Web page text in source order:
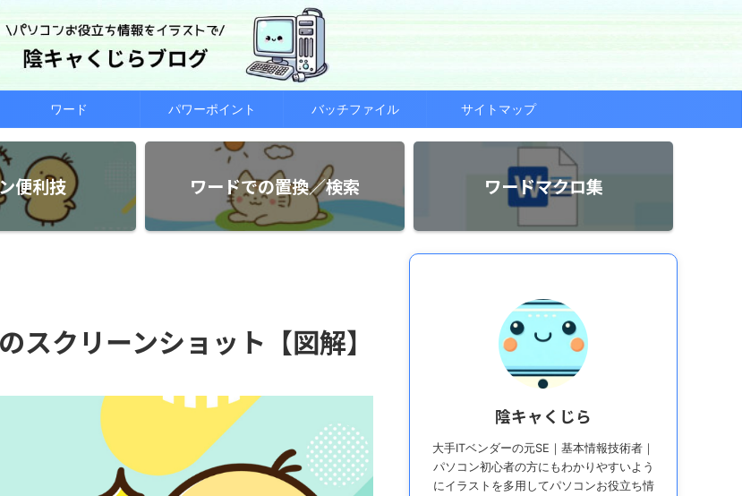
ワード パワーポイント バッチファイル サイトマップ
便利技 ワードでの置換／検索 ワードマクロ集
クリーンショット【図解】
陰キャくじら
大手ITベンダーの元SE｜基本情報技術者｜
パソコン初心者の方にもわかりやすいよう
にイラストを多用してパソコンお役立ち情